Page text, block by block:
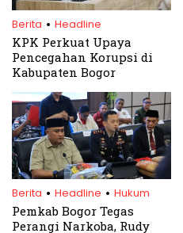
Berita . Headline
KPK Perkuat Upaya
Pencegahan Korupsi di
Kabupaten Bogor
Berita . Headline . Hukum
Pemkab Bogor Tegas
Perangi Narkoba, Rudy